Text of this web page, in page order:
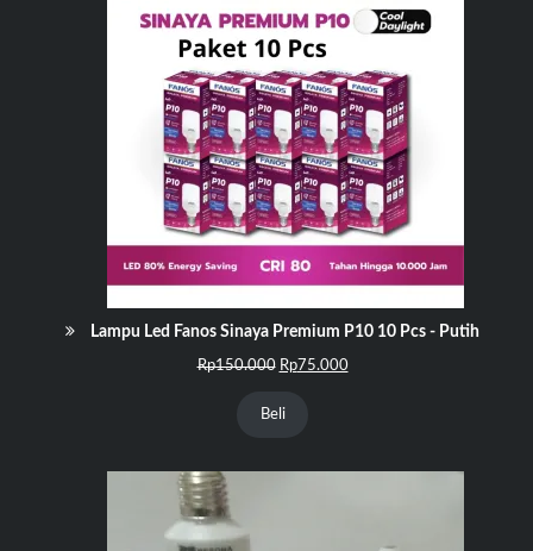
Lampu Led Fanos Sinaya Premium P10 10 Pcs - Putih
Rp150.000 Harga
adalah:
Rp75.000Harga
Beli